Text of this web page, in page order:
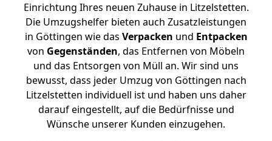
Einrichtung Ihres neuen Zuhause in Litzelstetten.
Die Umzugshelfer bieten auch Zusatzleistungen
in Göttingen wie das Verpacken und Entpacken
von Gegenständen, das Entfernen von Möbeln
und das Entsorgen von Müll an. Wir sind uns
bewusst, dass jeder Umzug von Göttingen nach
Litzelstetten individuell ist und haben uns daher
darauf eingestellt, auf die Bedürfnisse und
Wünsche unserer Kunden einzugehen.